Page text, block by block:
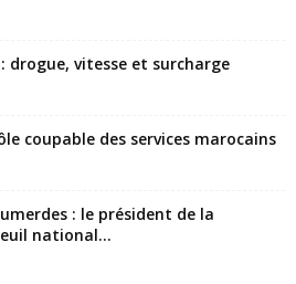
drogue, vitesse et surcharge
coupable des services marocains
: le président de la
national...